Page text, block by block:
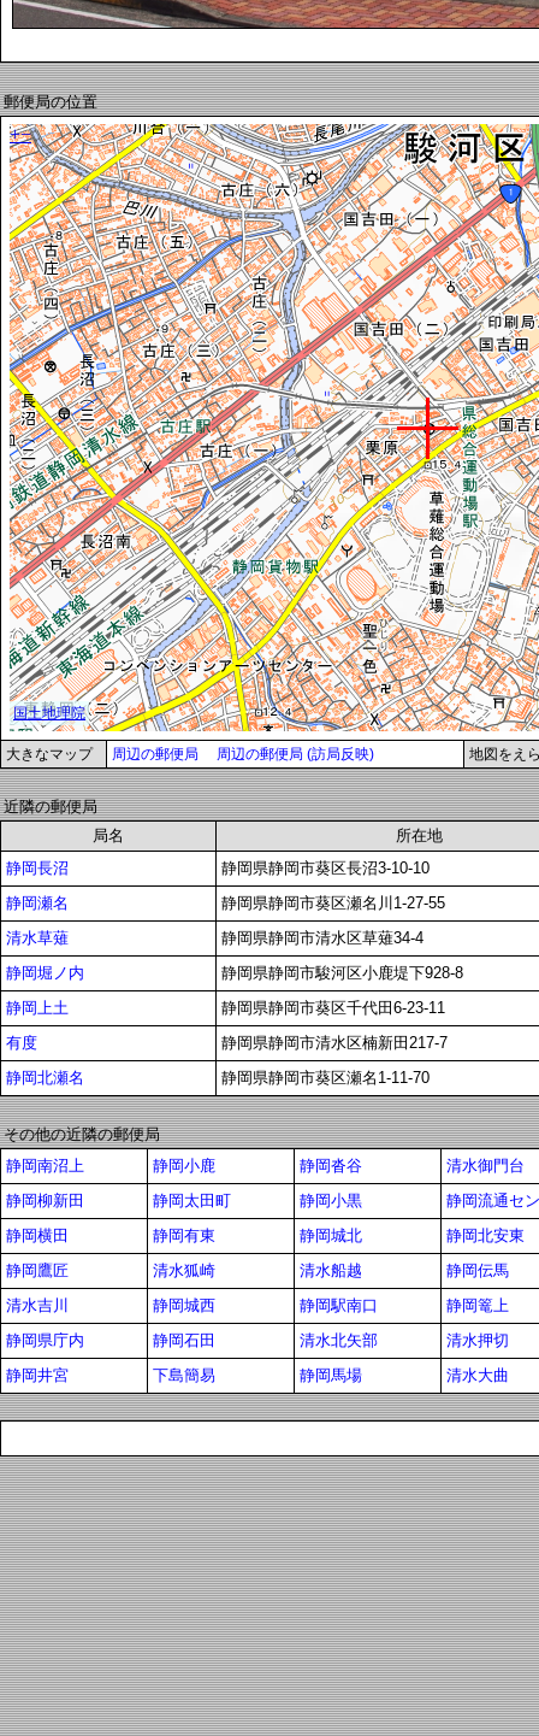
郵便局の位置
大きなマップ 周辺の郵便局 周辺の郵便局 (訪局反映) 地図をえ
近隣の郵便局
局名
所在地
静岡長沼
静岡県静岡市葵区長沼3-10-10
静岡瀬名
静岡県静岡市葵区瀬名川1-27-55
清水草薙
静岡県静岡市清水区草薙34-4
静岡堀ノ内
静岡県静岡市駿河区小鹿堤下928-8
静岡上土
静岡県静岡市葵区千代田6-23-11
有度
静岡県静岡市清水区楠新田217-7
静岡北瀬名
静岡県静岡市葵区瀬名1-11-70
その他の近隣の郵便局
静岡南沼上
静岡小鹿 静岡沓谷
清水御門台
静岡柳新田
静岡太田町 静岡小黒
静岡流通セ
静岡横田
静岡有東 静岡城北
静岡北安東
静岡鷹匠
清水狐崎 清水船越
静岡伝馬
清水吉川
静岡城西 静岡駅南口
静岡篭上
静岡県庁内
静岡石田 清水北矢部
清水押切
静岡井宮
下島簡易 静岡馬場 清水大曲